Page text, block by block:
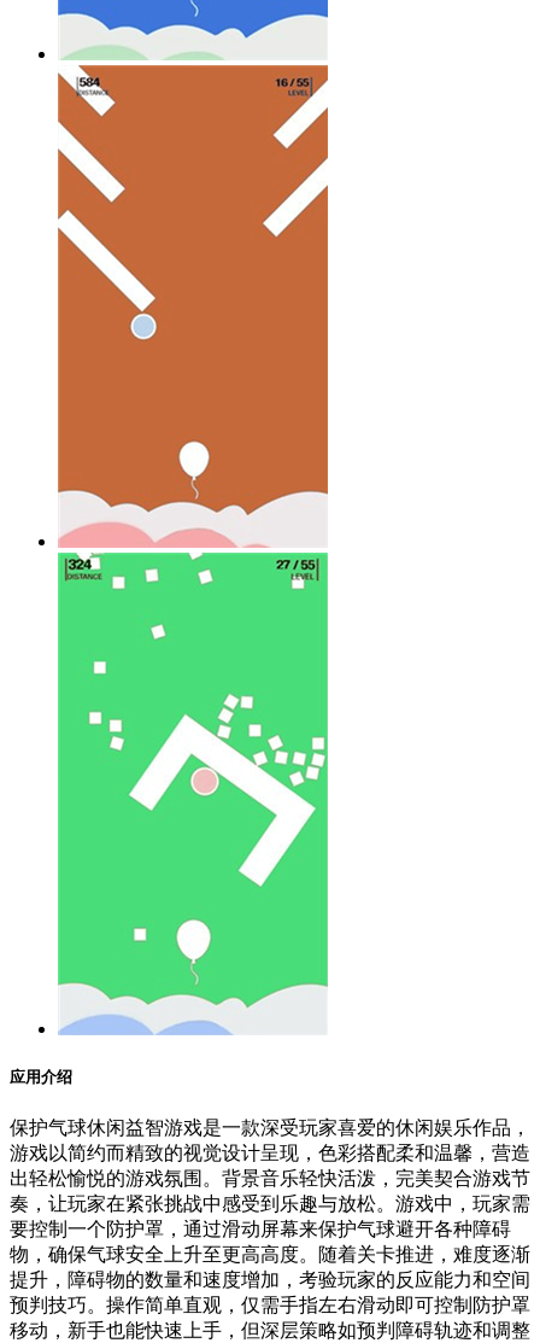
应用介绍
保护气球休闲益智游戏是一款深受玩家喜爱的休闲娱乐作品，
游戏以简约而精致的视觉设计呈现，色彩搭配柔和温馨，营造
出轻松愉悦的游戏氛围。背景音乐轻快活泼，完美契合游戏节
奏，让玩家在紧张挑战中感受到乐趣与放松。游戏中，玩家需
要控制一个防护罩，通过滑动屏幕来保护气球避开各种障碍
物，确保气球安全上升至更高高度。随着关卡推进，难度逐渐
提升，障碍物的数量和速度增加，考验玩家的反应能力和空间
预判技巧。操作简单直观，仅需手指左右滑动即可控制防护罩
移动，新手也能快速上手，但深层策略如预判障碍轨迹和调整